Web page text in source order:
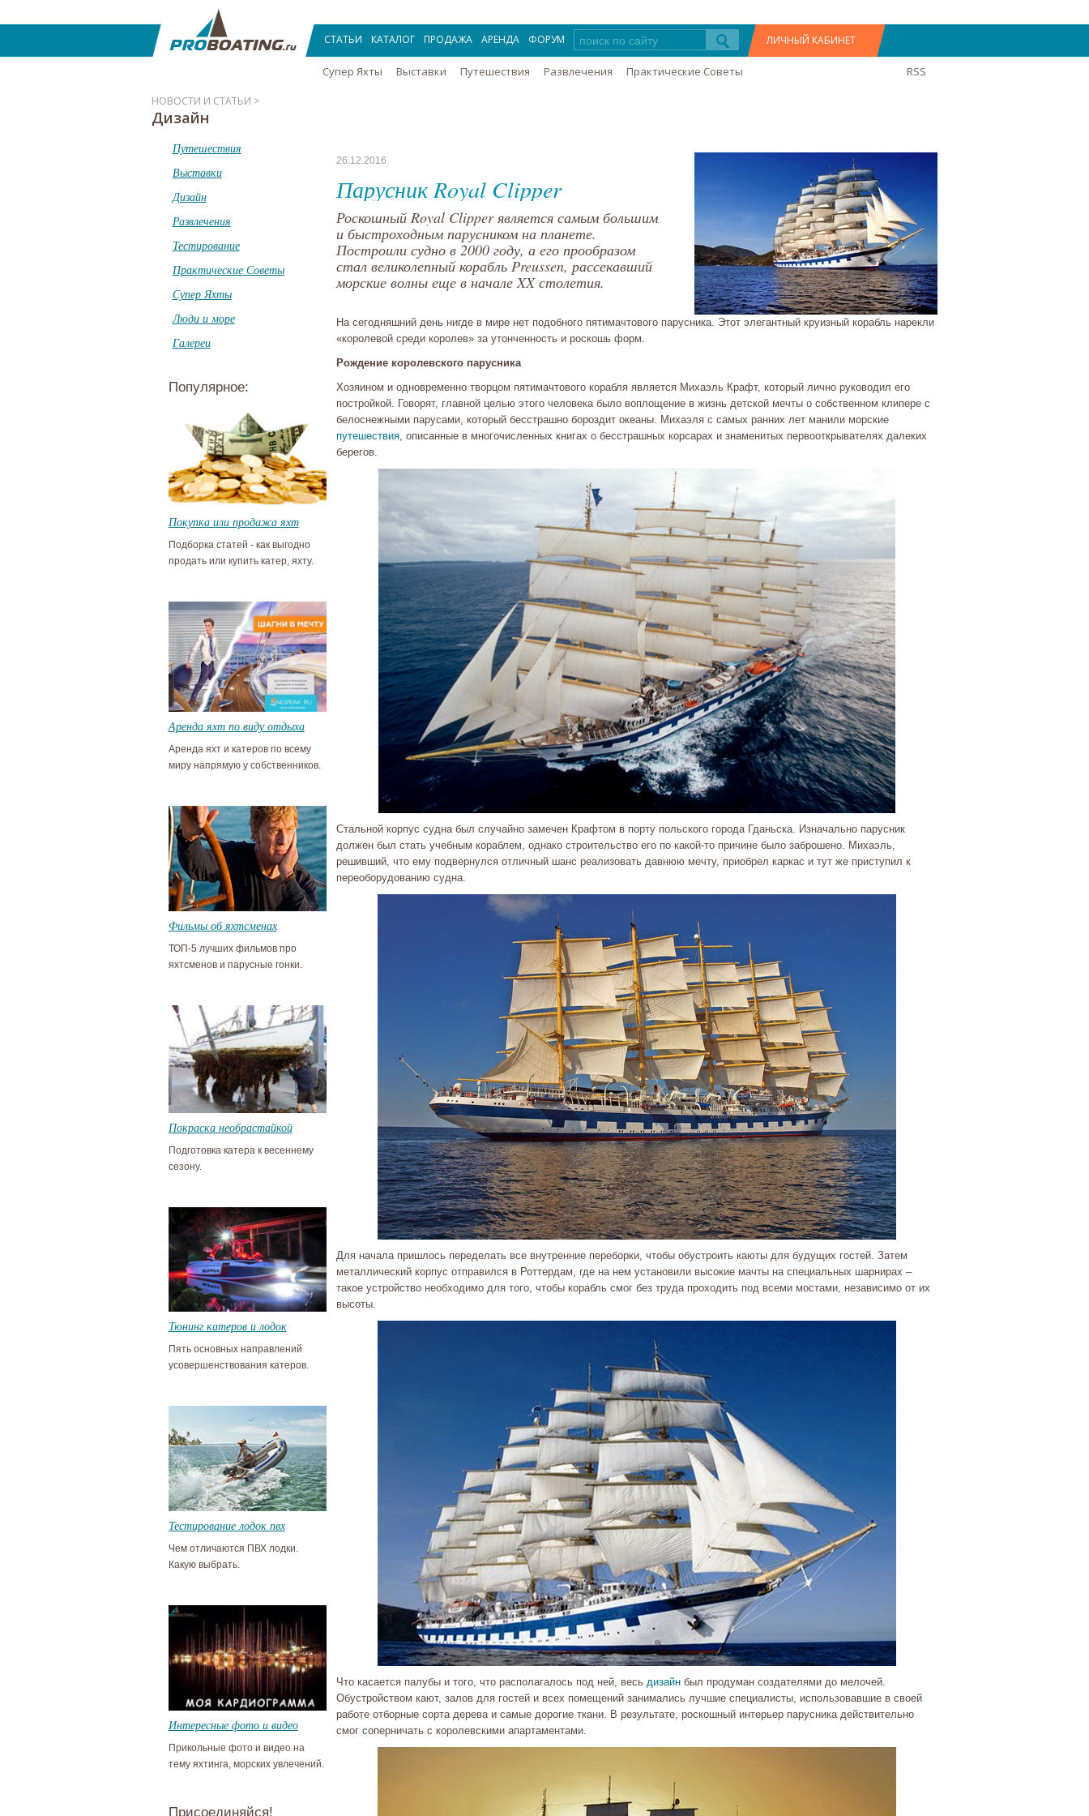
СТАТЬИ КАТАЛОГ ПРОДАЖА АРЕНДА ФОРУМ ЛИЧНЫЙ КАБИНЕТ
Супер Яхты Выставки Путешествия Развлечения Практические Советы RSS
НОВОСТИ И СТАТЬИ >
Дизайн
26.12.2016
Парусник Royal Clipper
Роскошный Royal Clipper является самым большим
и быстроходным парусником на планете.
Построили судно в 2000 году, а его прообразом
стал великолепный корабль Preussen, рассекавший
морские волны еще в начале XX столетия.
На сегодняшний день нигде в мире нет подобного пятимачтового парусника. Этот элегантный круизный корабль нарекли
«королевой среди королев» за утонченность и роскошь форм.
Рождение королевского парусника
Хозяином и одновременно творцом пятимачтового корабля является Михаэль Крафт, который лично руководил его
постройкой. Говорят, главной целью этого человека было воплощение в жизнь детской мечты о собственном клипере с
белоснежными парусами, который бесстрашно бороздит океаны. Михаэля с самых ранних лет манили морские
путешествия, описанные в многочисленных книгах о бесстрашных корсарах и знаменитых первооткрывателях далеких
берегов.
Стальной корпус судна был случайно замечен Крафтом в порту польского города Гданьска. Изначально парусник
должен был стать учебным кораблем, однако строительство его по какой-то причине было заброшено. Михаэль,
решивший, что ему подвернулся отличный шанс реализовать давнюю мечту, приобрел каркас и тут же приступил к
переоборудованию судна.
Для начала пришлось переделать все внутренние переборки, чтобы обустроить каюты для будущих гостей. Затем
металлический корпус отправился в Роттердам, где на нем установили высокие мачты на специальных шарнирах –
такое устройство необходимо для того, чтобы корабль смог без труда проходить под всеми мостами, независимо от их
высоты.
Что касается палубы и того, что располагалось под ней, весь дизайнбыл продуман создателями до мелочей.
Обустройством кают, залов для гостей и всех помещений занимались лучшие специалисты, использовавшие в своей
работе отборные сорта дерева и самые дорогие ткани. В результате, роскошный интерьер парусника действительно
смог соперничать с королевскими апартаментами.
Путешествия
Выставки
Дизайн
Развлечения
Тестирование
Практические Советы
Супер Яхты
Люди и море
Галереи
Популярное:
Покупка или продажа яхт
Подборка статей - как выгодно
продать или купить катер, яхту.
Аренда яхт по виду отдыха
Аренда яхт и катеров по всему
миру напрямую у собственников.
Фильмы об яхтсменах
ТОП-5 лучших фильмов про
яхтсменов и парусные гонки.
Покраска необрастайкой
Подготовка катера к весеннему
сезону.
Тюнинг катеров и лодок
Пять основных направлений
усовершенствования катеров.
Тестирование лодок пвх
Чем отличаются ПВХ лодки.
Какую выбрать.
Интересные фото и видео
Прикольные фото и видео на
тему яхтинга, морских увлечений.
Присоединяйся!